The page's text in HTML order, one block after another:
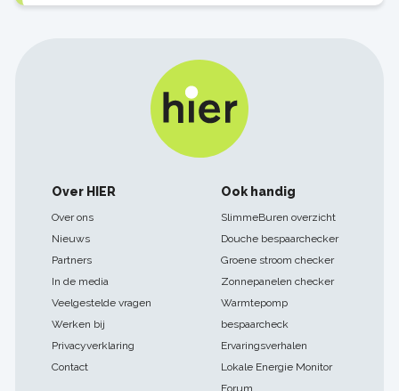
Footer
navigatie
Over HIER
Over ons
Nieuws
Partners
In de media
Veelgestelde vragen
Werken bij
Privacyverklaring
Contact
Ook handig
SlimmeBuren overzicht
Douche bespaarchecker
Groene stroom checker
Zonnepanelen checker
Warmtepomp
bespaarcheck
Ervaringsverhalen
Lokale Energie Monitor
Forum